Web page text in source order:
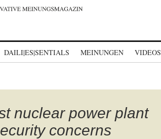
DAILI|ES|SENTIALS MEINUNGEN VIDEOS
nuclear power plant
concerns